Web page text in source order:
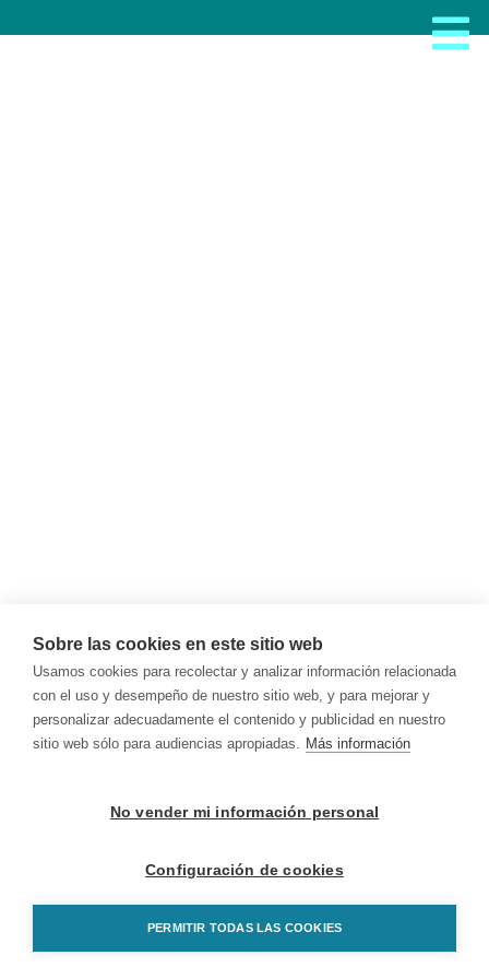
Sobre las cookies en este sitio web
Usamos cookies para recolectar y analizar información relacionada
con el uso y desempeño de nuestro sitio web, y para mejorar y
personalizar adecuadamente el contenido y publicidad en nuestro
sitio web sólo para audiencias apropiadas. Más información
No vender mi información personal
Configuración de cookies
PERMITIR TODAS LAS COOKIES